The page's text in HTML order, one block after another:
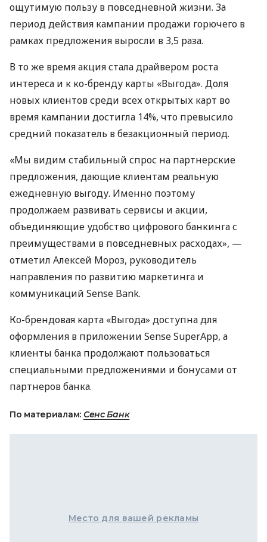
ощутимую пользу в повседневной жизни. За
период действия кампании продажи горючего в
рамках предложения выросли в 3,5 раза.
В то же время акция стала драйвером роста
интереса и к ко-бренду карты «Выгода». Доля
новых клиентов среди всех открытых карт во
время кампании достигла 14%, что превысило
средний показатель в безакционный период.
«Мы видим стабильный спрос на партнерские
предложения, дающие клиентам реальную
ежедневную выгоду. Именно поэтому
продолжаем развивать сервисы и акции,
объединяющие удобство цифрового банкинга с
преимуществами в повседневных расходах», —
отметил Алексей Мороз, руководитель
направления по развитию маркетинга и
коммуникаций Sense Bank.
Ко-брендовая карта «Выгода» доступна для
оформления в приложении Sense SuperApp, а
клиенты банка продолжают пользоваться
специальными предложениями и бонусами от
партнеров банка.
По материалам: Сенс Банк
Место для вашей рекламы